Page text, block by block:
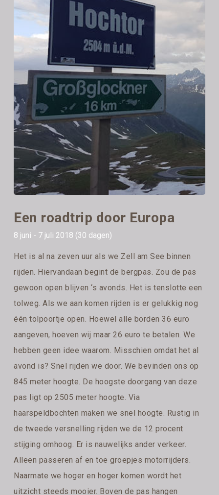
Een roadtrip door Europa
8 juni - 7 juli 2018 (30 dagen)
Het is al na zeven uur als we Zell am See binnen
rijden. Hiervandaan begint de bergpas. Zou de pas
gewoon open blijven ‘s avonds. Het is tenslotte een
tolweg. Als we aan komen rijden is er gelukkig nog
één tolpoortje open. Hoewel alle borden 36 euro
aangeven, hoeven wij maar 26 euro te betalen. We
hebben geen idee waarom. Misschien omdat het al
avond is? Snel rijden we door. We bevinden ons op
845 meter hoogte. De hoogste doorgang van deze
pas ligt op 2505 meter hoogte. Via
haarspeldbochten maken we snel hoogte. Rustig in
de tweede versnelling rijden we de 12 procent
stijging omhoog. Er is nauwelijks ander verkeer.
Alleen passeren af en toe groepjes motorrijders.
Naarmate we hoger en hoger komen wordt het
uitzicht steeds mooier. Boven de pas hangen